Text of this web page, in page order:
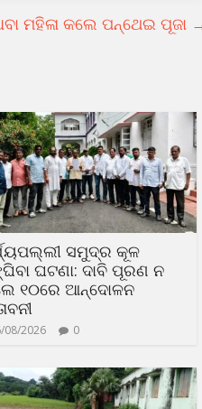
ମହିଳା କଲେ ପନ୍ଥେଇ ପୂଜା
ସମୁଦ୍ର କୂଳ
ଘଟଣା: ଦାବି ପୂରଣ ନ
୧୦ରେ ଆନ୍ଦୋଳନ
08/2026 0